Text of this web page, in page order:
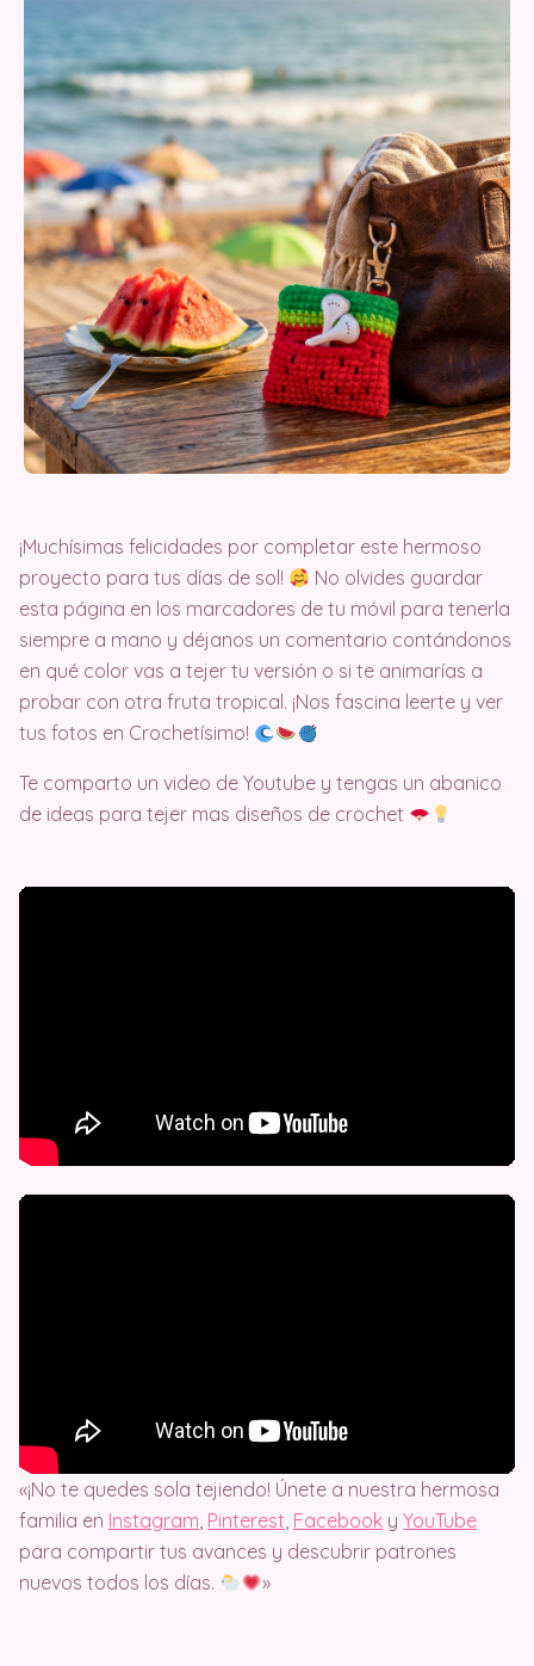
¡Muchísimas felicidades por completar este hermoso
proyecto para tus días de sol!
No olvides guardar
esta página en los marcadores de tu móvil para tenerla
siempre a mano y déjanos un comentario contándonos
en qué color vas a tejer tu versión o si te animarías a
probar con otra fruta tropical. ¡Nos fascina leerte y ver
tus fotos en Crochetísimo!
Te comparto un video de Youtube y tengas un abanico
de ideas para tejer mas diseños de crochet
«¡No te quedes sola tejiendo! Únete a nuestra hermosa
familia en Instagram Pinterest Facebook y YouTube
para compartir tus avances y descubrir patrones
nuevos todos los días.
»